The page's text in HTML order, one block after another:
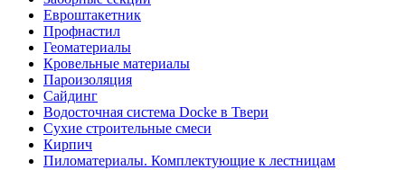
Евроштакетник
Профнастил
Геоматериалы
Кровельные материалы
Пароизоляция
Сайдинг
Водосточная система Docke в Твери
Сухие строительные смеси
Кирпич
Пиломатериалы. Комплектующие к лестницам